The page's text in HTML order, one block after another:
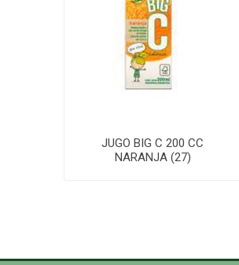
JUGO BIG C 200 CC
NARANJA (27)